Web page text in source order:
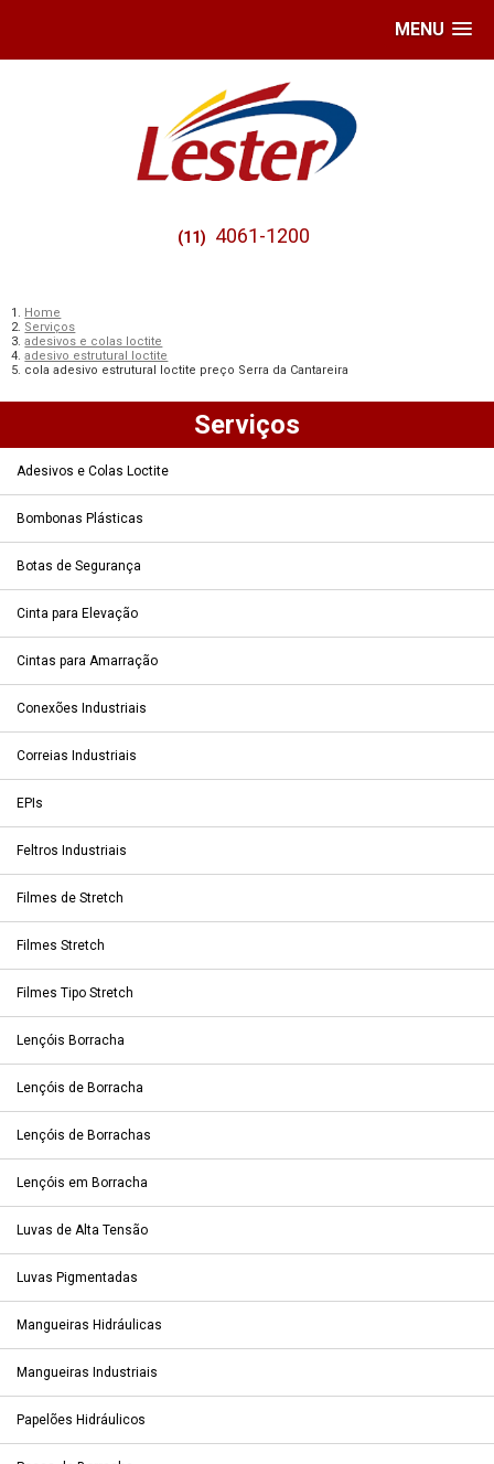
MENU
(11) 4061-1200
Home
Serviços
adesivos e colas loctite
adesivo estrutural loctite
cola adesivo estrutural loctite preço Serra da Cantareira
Serviços
Adesivos e Colas Loctite
Bombonas Plásticas
Botas de Segurança
Cinta para Elevação
Cintas para Amarração
Conexões Industriais
Correias Industriais
EPIs
Feltros Industriais
Filmes de Stretch
Filmes Stretch
Filmes Tipo Stretch
Lençóis Borracha
Lençóis de Borracha
Lençóis de Borrachas
Lençóis em Borracha
Luvas de Alta Tensão
Luvas Pigmentadas
Mangueiras Hidráulicas
Mangueiras Industriais
Papelões Hidráulicos